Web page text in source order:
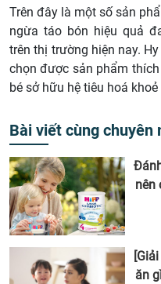
Trên đây là một số sản
ngừa táo bón hiệu quả
trên thị trường hiện nay.
chọn được sản phẩm
bé sở hữu hệ tiêu hoá
Bài viết cùng chuyên
nên
ăn